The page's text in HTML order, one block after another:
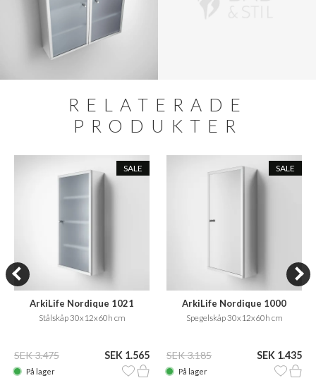
RELATERADE
PRODUKTER
SALE
ArkiLife Nordique 1021
Stålskåp 30x12x60h cm
SEK 3.475 SEK 1.565
På lager
SALE
ArkiLife Nordique 1000
Spegelskåp 30x12x60h cm
SEK 3.185 SEK 1.435
På lager